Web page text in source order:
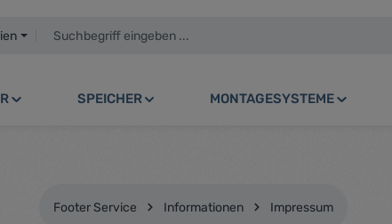
SPEICHER MONTAGESYSTEME
Footer Service Informationen Impressum